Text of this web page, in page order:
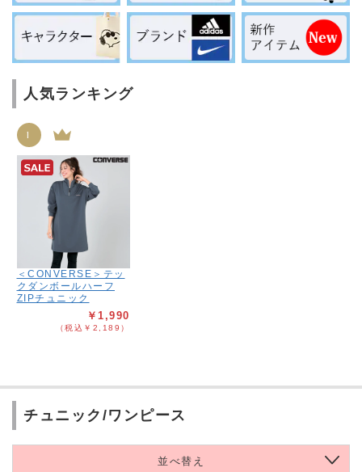
人気ランキング
1
＜CONVERSE＞テッ
クダンボールハーフ
ZIPチュニック
￥1,990
（税込￥2,189）
チュニック/ワンピース
並べ替え